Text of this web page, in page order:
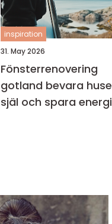
inspiration
31. May 2026
Fönsterrenovering
gotland bevara husets
själ och spara energi